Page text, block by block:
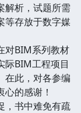
解析，试题所需
等存放于数字媒
BIM系列教材
际BIM工程项目
在此，对各参编
的感谢！
书中难免有疏